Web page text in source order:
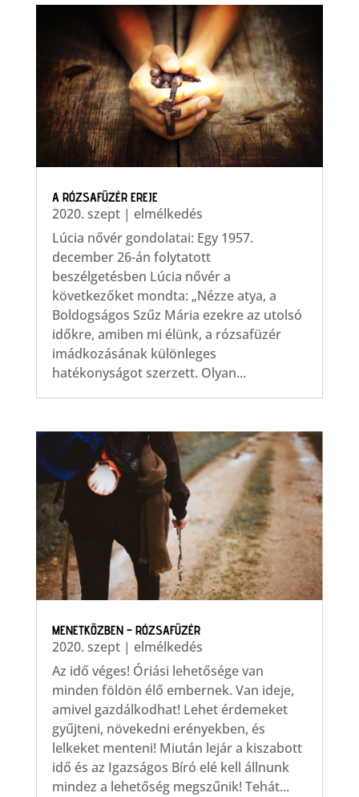
A RÓZSAFÜZÉR EREJE
2020. szept| elmélkedés
Lúcia nővér gondolatai: Egy 1957.
december 26-án folytatott
beszélgetésben Lúcia nővér a
következőket mondta: „Nézze atya, a
Boldogságos Szűz Mária ezekre az utolsó
időkre, amiben mi élünk, a rózsafüzér
imádkozásának különleges
hatékonyságot szerzett. Olyan...
MENETKÖZBEN – RÓZSAFÜZÉR
2020. szept| elmélkedés
Az idő véges! Óriási lehetősége van
minden földön élő embernek. Van ideje,
amivel gazdálkodhat! Lehet érdemeket
gyűjteni, növekedni erényekben, és
lelkeket menteni! Miután lejár a kiszabott
idő és az Igazságos Bíró elé kell állnunk
mindez a lehetőség megszűnik! Tehát...